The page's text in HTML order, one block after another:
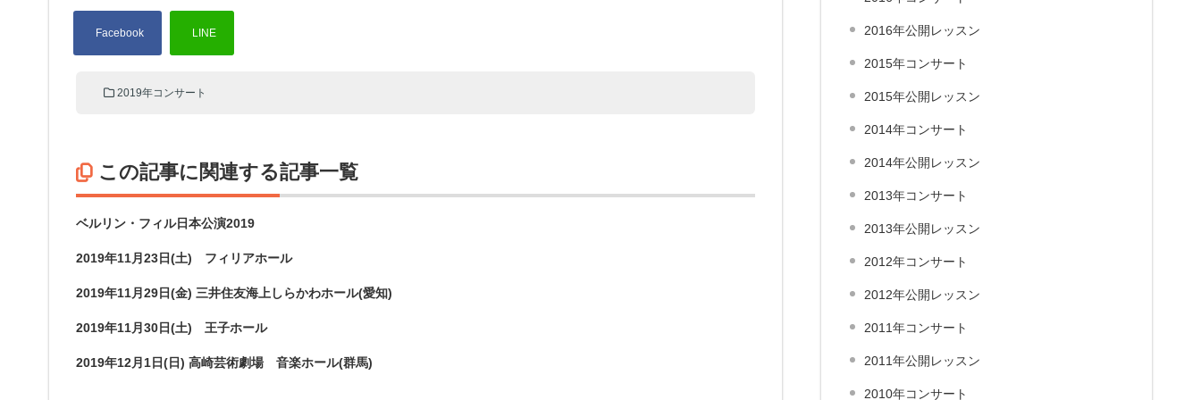
2019年コンサート
この記事に関連する記事一覧
ベルリン・フィル日本公演2019
2019年11月23日(土) フィリアホール
2019年11月29日(金) 三井住友海上しらかわホール(愛知)
2019年11月30日(土) 王子ホール
2019年12月1日(日) 高崎芸術劇場 音楽ホール(群馬)
2016年公開レッスン
2015年コンサート
2015年公開レッスン
2014年コンサート
2014年公開レッスン
2013年コンサート
2013年公開レッスン
2012年コンサート
2012年公開レッスン
2011年コンサート
2011年公開レッスン
2010年コンサート